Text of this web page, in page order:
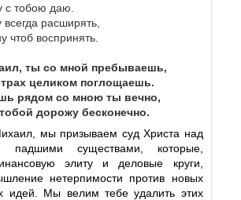
с тобою даю.
расширять,
чтоб воспринять.
ты со мной пребываешь,
целиком поглощаешь.
рядом со мною ты вечно,
дорожу бесконечно.
мы призываем суд Христа над
существами, которые,
элиту и деловые круги,
нетерпимости против новых
идей. Мы велим тебе удалить этих